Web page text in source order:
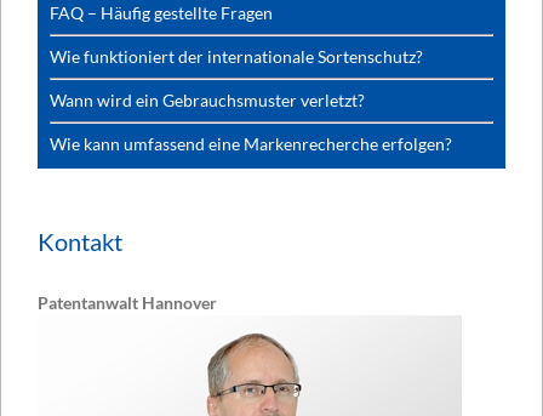
FAQ – Häufig gestellte Fragen
Wie funktioniert der internationale Sortenschutz?
Wann wird ein Gebrauchsmuster verletzt?
Wie kann umfassend eine Markenrecherche erfolgen?
Kontakt
Patentanwalt Hannover